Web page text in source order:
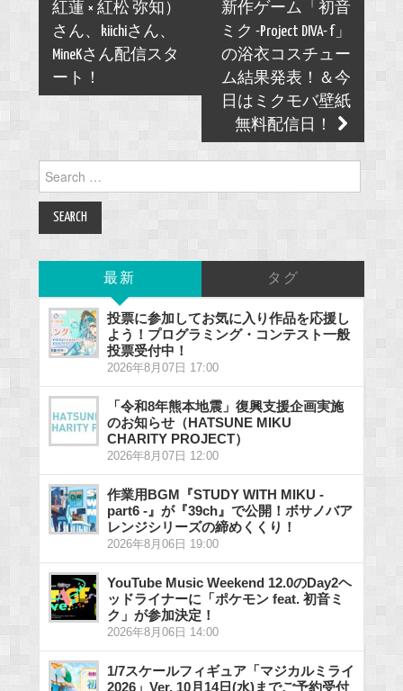
紅蓮 × 紅松 弥知）
さん、kiichiさん、
MineKさん配信スタ
ート！
新作ゲーム「初音
ミク -Project DIVA- f」
の浴衣コスチュー
ム結果発表！＆今
日はミクモバ壁紙
無料配信日！
for:
最新 タグ
投票に参加してお気に入り作品を応援し
よう！プログラミング・コンテスト一般
投票受付中！
2026年8月07日 17:00
「令和8年熊本地震」復興支援企画実施
のお知らせ（HATSUNE MIKU
CHARITY PROJECT）
2026年8月07日 12:00
作業用BGM『STUDY WITH MIKU -
part6 -』が『39ch』で公開！ボサノバア
レンジシリーズの締めくくり！
2026年8月06日 19:00
YouTube Music Weekend 12.0のDay2ヘ
ッドライナーに「ポケモン feat. 初音ミ
ク」が参加決定！
2026年8月06日 14:00
1/7スケールフィギュア「マジカルミライ
2026」Ver. 10月14日(水)までご予約受付